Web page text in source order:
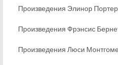
Произведения Элинор
Произведения Фрэнсис
Произведения Люси